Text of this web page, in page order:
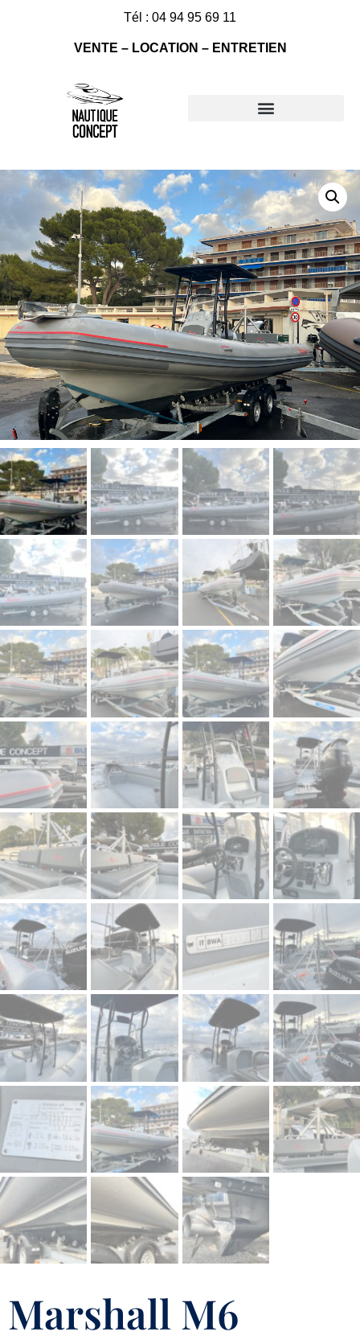
Tél : 04 94 95 69 11
VENTE – LOCATION – ENTRETIEN
Marshall M6